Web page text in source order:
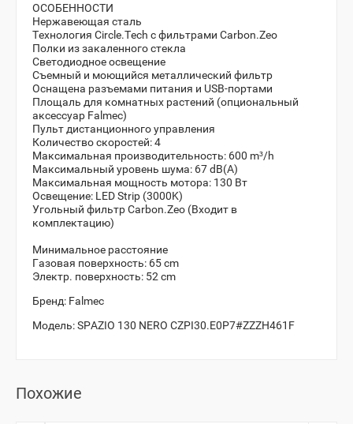
ОСОБЕННОСТИ
Нержавеющая сталь
Технология Circle.Tech с фильтрами Carbon.Zeo
Полки из закаленного стекла
Светодиодное освещение
Съемный и моющийся металлический фильтр
Оснащена разъемами питания и USB-портами
Площаль для комнатных растений (опциональный
аксессуар Falmec)
Пульт дистанционного управления
Количество скоростей: 4
Максимальная производительность: 600 m³/h
Максимальный уровень шума: 67 dB(A)
Максимальная мощность мотора: 130 Вт
Освещение: LED Strip (3000K)
Угольный фильтр Carbon.Zeo (Входит в
комплектацию)
Минимальное расстояние
Газовая поверхность: 65 cm
Электр. поверхность: 52 cm
Бренд: Falmec
Модель:SPAZIO 130 NERO CZPI30.E0P7#ZZZH461F
Похожие